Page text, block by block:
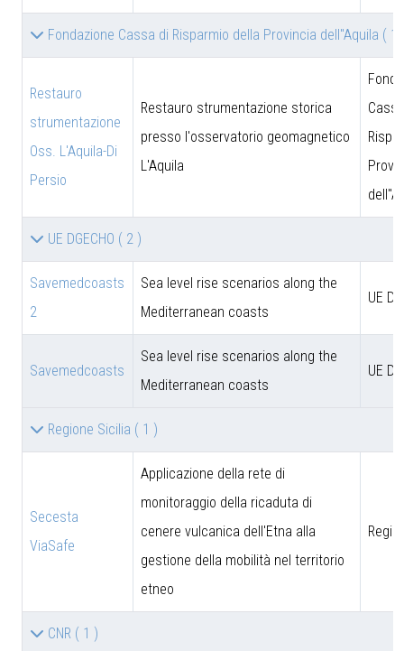
Fondazione Cassa di Risparmio della Provincia dell''Aquila ( 1
Restauro
strumentazione
Oss. L'Aquila-Di
Persio
Restauro strumentazione storica
presso l'osservatorio geomagnetico
L'Aquila
UE DGECHO ( 2 )
Savemedcoasts
2
Sea level rise scenarios along the
Mediterranean coasts
UE
Savemedcoasts
Sea level rise scenarios along the
Mediterranean coasts
UE
Regione Sicilia ( 1 )
Secesta
ViaSafe
Applicazione della rete di
monitoraggio della ricaduta di
cenere vulcanica dell'Etna alla
gestione della mobilità nel territorio
etneo
CNR ( 1 )